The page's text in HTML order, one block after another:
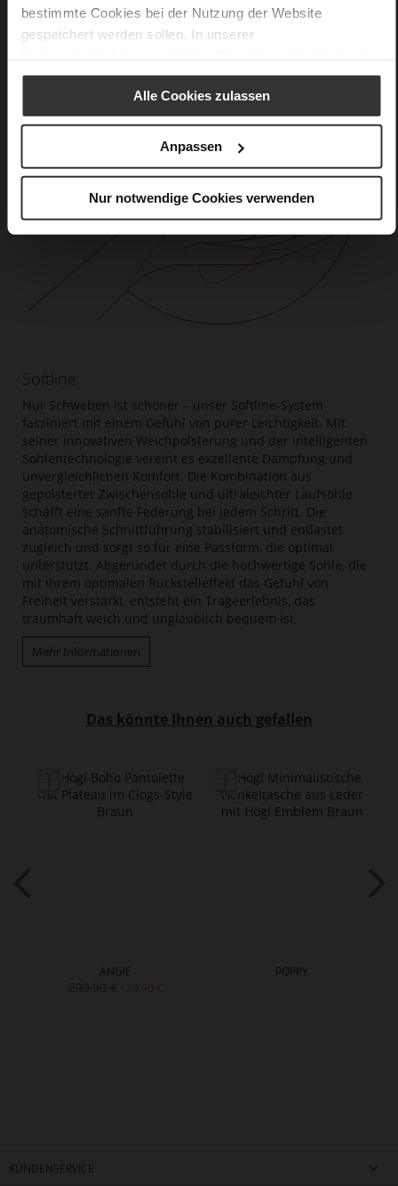
bestimmte Cookies bei der Nutzung der Website
gespeichert werden sollen. In unserer
Alle Cookies zulassen
Anpassen
Nur notwendige Cookies verwenden
Softline
Nur Schweben ist schöner – unser Softline-System
fasziniert mit einem Gefühl von purer Leichtigkeit. Mit
seiner innovativen Weichpolsterung und der intelligenten
Sohlentechnologie vereint es exzellente Dämpfung und
unvergleichlichen Komfort. Die Kombination aus
gepolsterter Zwischensohle und ultraleichter Laufsohle
schafft eine sanfte Federung bei jedem Schritt. Die
anatomische Schnittführung stabilisiert und entlastet
zugleich und sorgt so für eine Passform, die optimal
unterstützt. Abgerundet durch die hochwertige Sohle, die
mit ihrem optimalen Rückstelleffekt das Gefühl von
Freiheit verstärkt, entsteht ein Trageerlebnis, das
traumhaft weich und unglaublich bequem ist.
Mehr Informationen
Das könnte Ihnen auch gefallen
ANGIE POPPY
KUNDENSERVICE